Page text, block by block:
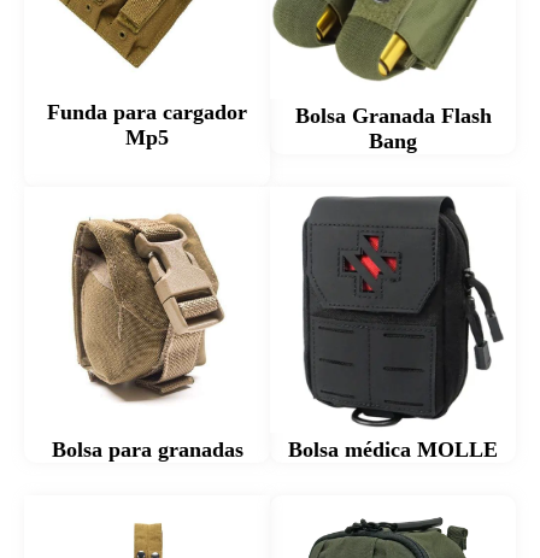
Funda para cargador
Mp5
Bolsa Granada Flash
Bang
Bolsa para granadas Bolsa médica MOLLE